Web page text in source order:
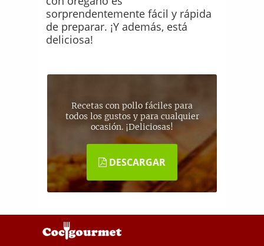
sorprendentemente fácil y rápida
de preparar. ¡Y además, está
deliciosa!
Recetas con pollo fáciles para
todos los gustos y para cualquier
ocasión. ¡Deliciosas!
DESCARGAR